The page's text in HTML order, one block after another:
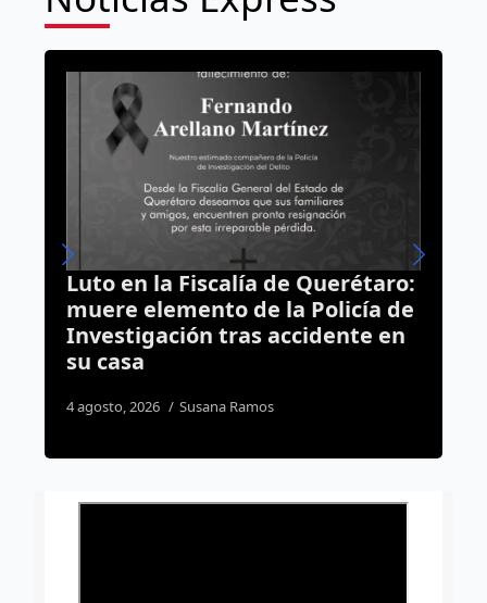
Querétaro correrá por la fe;
anuncian la carrera “Corre por
tu llamado 2026”